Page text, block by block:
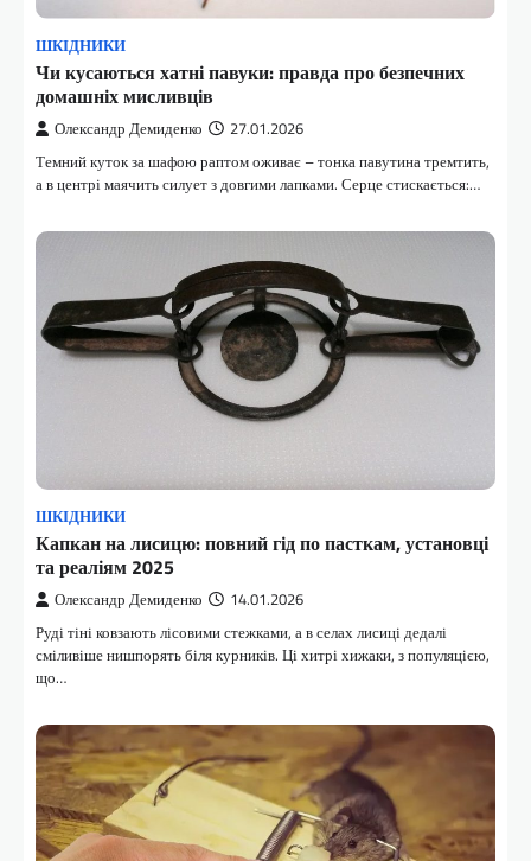
ШКІДНИКИ
Чи кусаються хатні павуки: правда про безпечних
домашніх мисливців
Олександр Демиденко 27.01.2026
Темний куток за шафою раптом оживає – тонка павутина тремтить,
а в центрі маячить силует з довгими лапками. Серце стискається:…
ШКІДНИКИ
Капкан на лисицю: повний гід по пасткам, установці
та реаліям 2025
Олександр Демиденко 14.01.2026
Руді тіні ковзають лісовими стежками, а в селах лисиці дедалі
сміливіше нишпорять біля курників. Ці хитрі хижаки, з популяцією,
що…